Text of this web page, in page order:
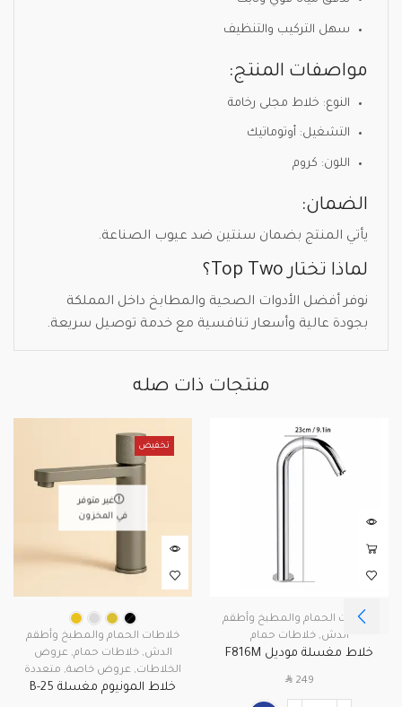
سهل التركيب والتنظيف
مواصفات المنتج:
النوع: خلاط مجلى رخامة
التشغيل: أوتوماتيك
اللون: كروم
الضمان:
يأتي المنتج بضمان سنتين ضد عيوب الصناعة.
لماذا تختار Top Two؟
نوفر أفضل الأدوات الصحية والمطابخ داخل المملكة
بجودة عالية وأسعار تنافسية مع خدمة توصيل سريعة.
منتجات ذات صله
خلاطات الحمام والمطبخ وأطقم
الدش,خلاطات حمام
خلاط مغسلة موديل F816M
تصميم مودرن – كروم عالي الجودة
SAR249
تخفيض
غير متوفر
في المخزون
خلاطات الحمام والمطبخ وأطقم
الدش,خلاطات حمام,عروض
الخلاطات, عروض خاصة, متعددة
خلاط المونيوم مغسلة B-25